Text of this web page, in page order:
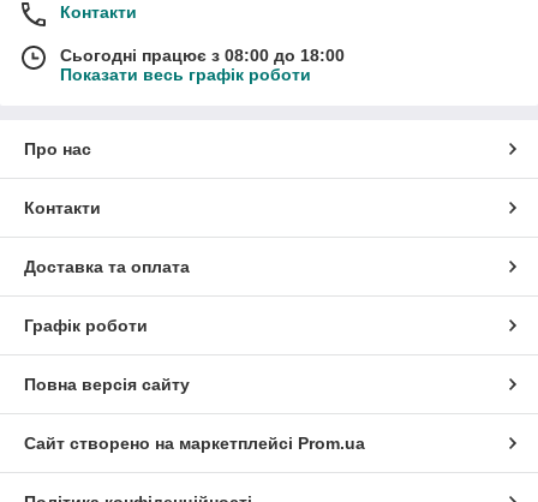
Контакти
Сьогодні працює з 08:00 до 18:00
Показати весь графік роботи
Про нас
Контакти
Доставка та оплата
Графік роботи
Повна версія сайту
Сайт створено на маркетплейсі Prom.ua